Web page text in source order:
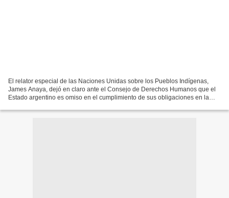
El relator especial de las Naciones Unidas sobre los Pueblos Indígenas,
James Anaya, dejó en claro ante el Consejo de Derechos Humanos que el
Estado argentino es omiso en el cumplimiento de sus obligaciones en la